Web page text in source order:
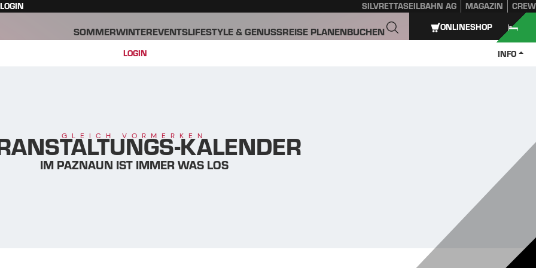
LOGIN SILVRETTASEILBAHN AG MAGAZIN CREW
SOMMERWINTEREVENTSLIFESTYLE & GENUSSREISE PLANENBUCHEN
LOGIN INFO
ONLINESHOP
GLEICH VORMERKENKALENDER
IM PAZNAUN IST IMMER WAS LOS